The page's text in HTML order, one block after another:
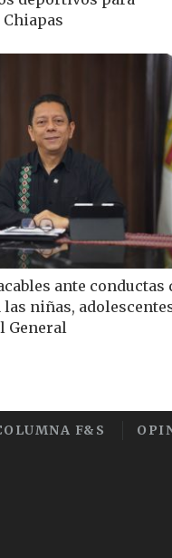
ante conductas
niñas,
General
F&S